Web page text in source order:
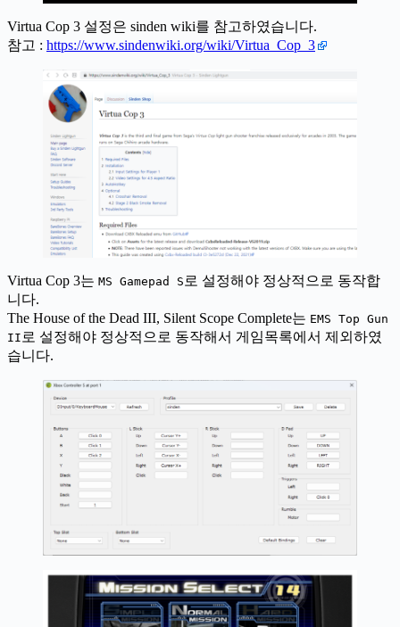
Virtua Cop 3 설정은 sinden wiki를 참고하였습니다.
참고 : https://www.sindenwiki.org/wiki/Virtua_Cop_3
Virtua Cop 3는 MS Gamepad S 로 설정해야 정상적으로 동작합
니다.
The House of the Dead III, Silent Scope Complete는 EMS Top Gun
II 로 설정해야 정상적으로 동작해서 게임목록에서 제외하였
습니다.